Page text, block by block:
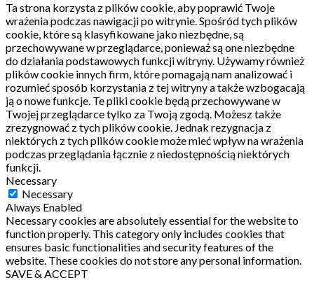
Ta strona korzysta z plików cookie, aby poprawić Twoje
wrażenia podczas nawigacji po witrynie.Spośród tych plików
cookie, które są klasyfikowane jako niezbędne, są
przechowywane w przeglądarce, ponieważ są one niezbędne
do działania podstawowych funkcji witryny. Używamy również
plików cookie innych firm, które pomagają nam analizować i
rozumieć sposób korzystania z tej witryny a także wzbogacają
ją o nowe funkcje. Te pliki cookie będą przechowywane w
Twojej przeglądarce tylko za Twoją zgodą. Możesz także
zrezygnować z tych plików cookie. Jednak rezygnacja z
niektórych z tych plików cookie może mieć wpływ na wrażenia
podczas przeglądania łącznie z niedostępnością niektórych
funkcji.
Necessary
Necessary
Always Enabled
Necessary cookies are absolutely essential for the website to
function properly. This category only includes cookies that
ensures basic functionalities and security features of the
website. These cookies do not store any personal information.
SAVE & ACCEPT